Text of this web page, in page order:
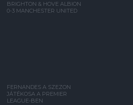
BRIGHTON & HOVE ALBION
0-3 MANCHESTER UNITED
FERNANDES A SZEZON
JÁTÉKOSA A PREMIER
LEAGUE-BEN